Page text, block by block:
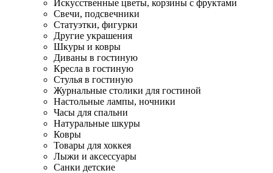
Искусственные цветы, корзины с фруктами
Свечи, подсвечники
Статуэтки, фигурки
Другие украшения
Шкуры и ковры
Диваны в гостиную
Кресла в гостиную
Стулья в гостиную
Журнальные столики для гостиной
Настольные лампы, ночники
Часы для спальни
Натуральные шкуры
Ковры
Товары для хоккея
Лыжи и аксессуары
Санки детские